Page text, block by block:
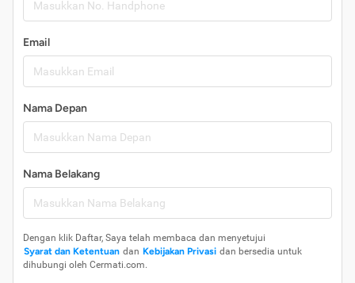
Email
Nama Depan
Nama Belakang
Dengan klik Daftar, Saya telah membaca dan menyetujui
Syarat dan Ketentuan dan Kebijakan Privasi dan bersedia untuk
dihubungi oleh Cermati.com.